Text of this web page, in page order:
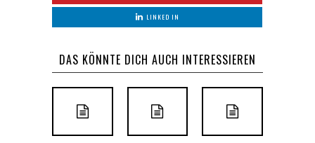
LINKED IN
DAS KÖNNTE DICH AUCH INTERESSIEREN